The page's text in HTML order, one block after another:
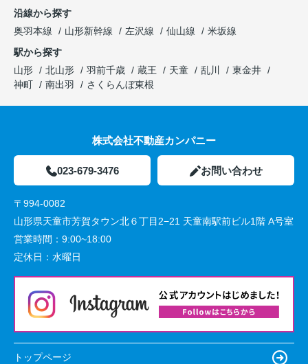
沿線から探す
奥羽本線
山形新幹線 左沢線 仙山線
米坂線
駅から探す
山形
北山形 羽前千歳 蔵王 天童 乱川
東金井
神町
南出羽 さくらんぼ東根
株式会社不動産カンパニー
023-679-3476 お問い合わせ
〒994-0082
山形県天童市芳賀タウン北６丁目2−21 天童南駅前ビル1階 A号室
営業時間： 9:00~18:00
定休日： 水曜日
トップページ